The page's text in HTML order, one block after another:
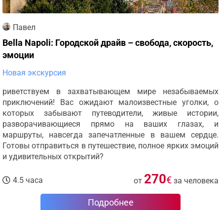
Павел
Bella Napoli: Городской драйв – свобода, скорость,
эмоции
Новая экскурсия
риветствуем в захватывающем мире незабываемых
приключений! Вас ожидают малоизвестные уголки, о
которых забывают путеводители, живые истории,
разворачивающиеся прямо на ваших глазах, и
маршруты, навсегда запечатленные в вашем сердце.
Готовы отправиться в путешествие, полное ярких эмоций
и удивительных открытий?
4.5 часа от 270€ за человека
Подробнее